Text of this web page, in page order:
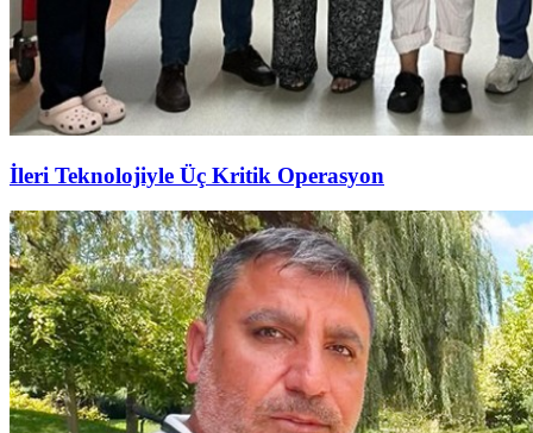
İleri Teknolojiyle Üç Kritik Operasyon